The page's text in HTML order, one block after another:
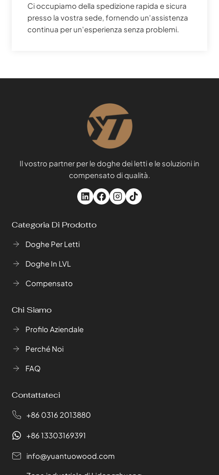
Ci occupiamo della spedizione rapida e sicura
presso la vostra sede, fornendo un'assistenza
continua per un'esperienza senza problemi.
Il vostro partner per le doghe dei letti e le soluzioni in
compensato di qualità.
Categoria Di Prodotto
Doghe Per Letti
Doghe In LVL
Compensato
Chi Siamo
Profilo Aziendale
Perché Noi
FAQ
Contattateci
+86 0316 2013880
+86 13303169391
info@yuantuowood.com